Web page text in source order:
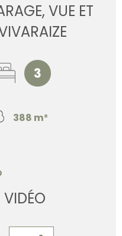
VUE ET
3
388 m²
VIDÉO